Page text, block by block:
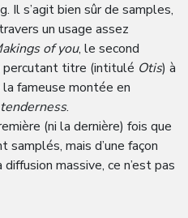
Il s’agit bien sûr de samples,
un usage assez
of you, le second
percutant titre (intitulé Otis) à
fameuse montée en
.
(ni la dernière) fois que
mais d’une façon
massive, ce n’est pas